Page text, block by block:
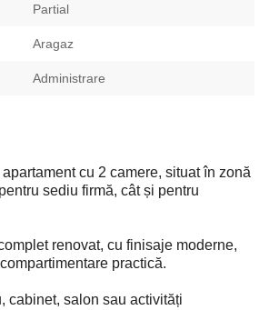
Partial
Aragaz
Administrare
cu 2 camere, situat în zonă
sediu firmă, cât și pentru
renovat, cu finisaje moderne,
practică.
cabinet, salon sau activități